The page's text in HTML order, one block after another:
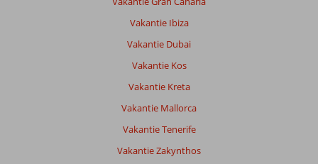
Vakantie Ibiza
Vakantie Dubai
Vakantie Kos
Vakantie Kreta
Vakantie Mallorca
Vakantie Tenerife
Vakantie Zakynthos